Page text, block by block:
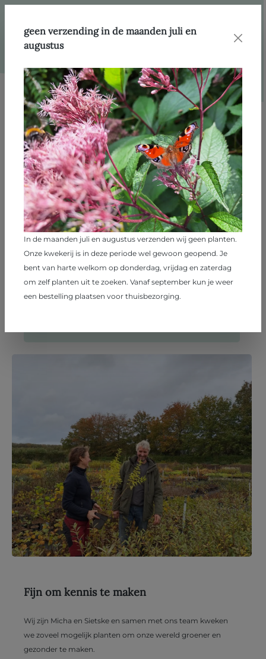
Klimaatbestendig tuinieren
Tijdens onze Themadag Klimaatbestendig Tuinieren op
15 augustusontdek je hoe je jouw tuin klaarmaakt voor
de toekomst!
Het voorjaar en de zomer worden heter en droger, de
winter juist natter. Het weer wordt grilliger, heftigere
hoosbuien en langere periodes van droogte. Hoe
blijven de planten en dieren in jouw tuin floreren?
Plantenpraatjes om 11.00 en 14.00 uur
TOEGANG=GRATIS
Fijn om kennis te maken
Wij zijn Micha en Sietske en samen met ons team kweken
we zoveel mogelijk planten om onze wereld groener en
gezonder te maken.
geen verzending in de maanden juli en
augustus
In de maanden juli en augustus verzenden wij geen planten.
Onze kwekerij is in deze periode wel gewoon geopend. Je
bent van harte welkom op donderdag, vrijdag en zaterdag
om zelf planten uit te zoeken. Vanaf september kun je weer
een bestelling plaatsen voor thuisbezorging.